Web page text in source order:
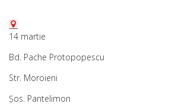
14 martie
Bd. Pache Protopopescu
Str. Moroieni
Șos. Pantelimon